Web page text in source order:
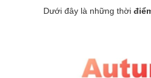
Dưới đây là những thời